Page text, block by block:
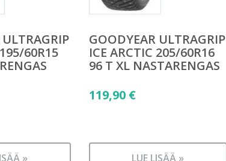
60R15
»
GOODYEAR ULTRAGRIP
ICE ARCTIC 205/60R16
96 T XL NASTARENGAS
119,90 €
LUE LISÄÄ »